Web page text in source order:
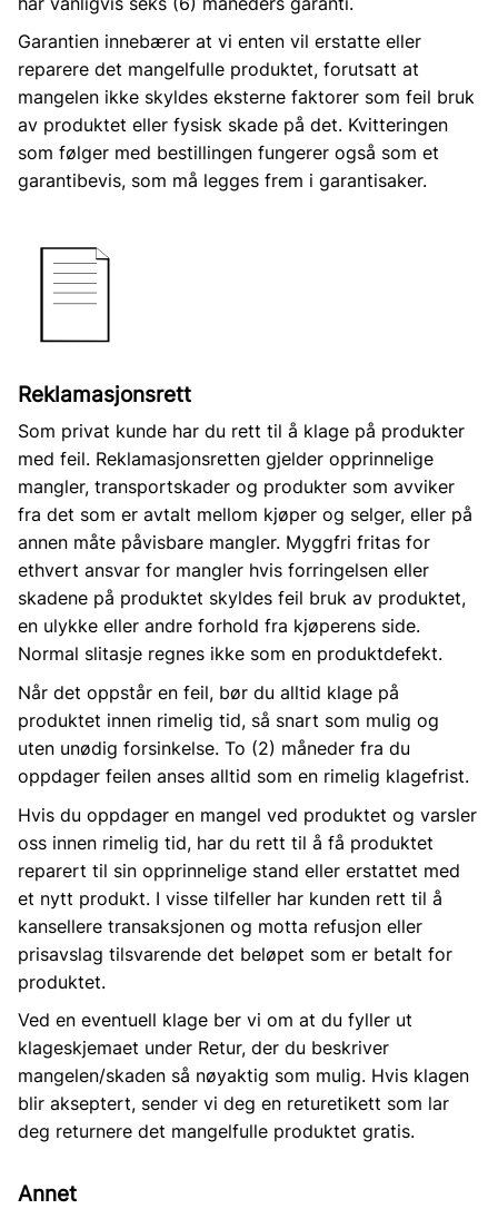
Garantien innebærer at vi enten vil erstatte eller
reparere det mangelfulle produktet, forutsatt at
mangelen ikke skyldes eksterne faktorer som feil bruk
av produktet eller fysisk skade på det. Kvitteringen
som følger med bestillingen fungerer også som et
garantibevis, som må legges frem i garantisaker.
Reklamasjonsrett
Som privat kunde har du rett til å klage på produkter
med feil. Reklamasjonsretten gjelder opprinnelige
mangler, transportskader og produkter som avviker
fra det som er avtalt mellom kjøper og selger, eller på
annen måte påvisbare mangler. Myggfri fritas for
ethvert ansvar for mangler hvis forringelsen eller
skadene på produktet skyldes feil bruk av produktet,
en ulykke eller andre forhold fra kjøperens side.
Normal slitasje regnes ikke som en produktdefekt.
Når det oppstår en feil, bør du alltid klage på
produktet innen rimelig tid, så snart som mulig og
uten unødig forsinkelse. To (2) måneder fra du
oppdager feilen anses alltid som en rimelig klagefrist.
Hvis du oppdager en mangel ved produktet og varsler
oss innen rimelig tid, har du rett til å få produktet
reparert til sin opprinnelige stand eller erstattet med
et nytt produkt. I visse tilfeller har kunden rett til å
kansellere transaksjonen og motta refusjon eller
prisavslag tilsvarende det beløpet som er betalt for
produktet.
Ved en eventuell klage ber vi om at du fyller ut
klageskjemaet under Retur, der du beskriver
mangelen/skaden så nøyaktig som mulig. Hvis klagen
blir akseptert, sender vi deg en returetikett som lar
deg returnere det mangelfulle produktet gratis.
Annet